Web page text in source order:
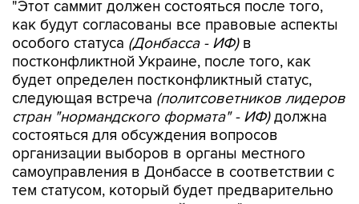
особого статуса(Донбасса - ИФ)в
постконфликтной Украине, после того, как
будет определен постконфликтный статус,
следующая встреча(политсоветников лидеров
стран "нормандского формата" - ИФ)должна
состояться для обсуждения вопросов
организации выборов в органы местного
самоуправления в Донбассе в соответствии с
тем статусом, который будет предварительно
согласован в контактной группе", - сказал
Козак.